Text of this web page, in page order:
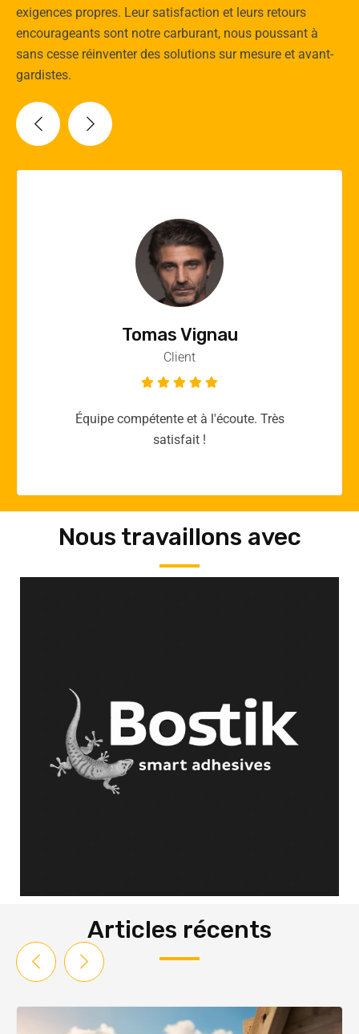
exigences propres. Leur satisfaction et leurs retours
encourageants sont notre carburant, nous poussant à
sans cesse réinventer des solutions sur mesure et avant-
gardistes.
Vincent Quere
Client
Merci yellow365.work pour votre expertise!
Nous travaillons avec
Articles récents